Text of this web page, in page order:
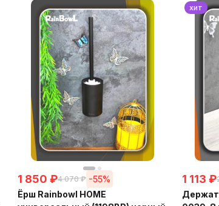
1 850 ₽4 070 ₽ -55%
Ёрш Rainbowl HOME
хит
1 113 ₽